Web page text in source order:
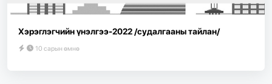
Хэрэглэгчийн үнэлгээ-2022 /судалгааны тайлан/
10 сарын өмнө